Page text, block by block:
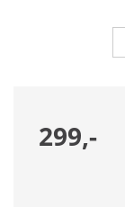
299,-